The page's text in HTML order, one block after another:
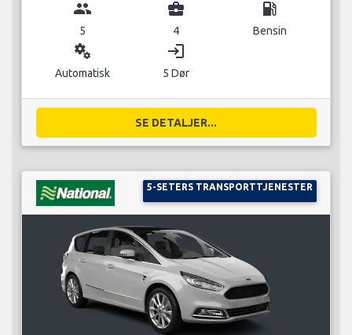
group
5
business_center
4
local_gas_station
Bensin
miscellaneous_services
Automatisk
login
5 Dør
SE DETALJER...
5-SETERS TRANSPORTTJENESTER